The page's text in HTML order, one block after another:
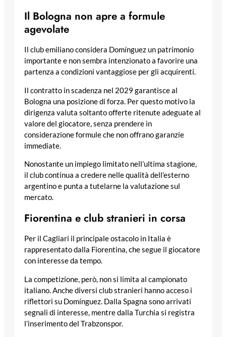
Il Bologna non apre a formule
agevolate
Il club emiliano considera Domínguez un patrimonio
importante e non sembra intenzionato a favorire una
partenza a condizioni vantaggiose per gli acquirenti.
Il contratto in scadenza nel 2029 garantisce al
Bologna una posizione di forza. Per questo motivo la
dirigenza valuta soltanto offerte ritenute adeguate al
valore del giocatore, senza prendere in
considerazione formule che non offrano garanzie
immediate.
Nonostante un impiego limitato nell’ultima stagione,
il club continua a credere nelle qualità dell’esterno
argentino e punta a tutelarne la valutazione sul
mercato.
Fiorentina e club stranieri in corsa
Per il Cagliari il principale ostacolo in Italia è
rappresentato dalla Fiorentina, che segue il giocatore
con interesse da tempo.
La competizione, però, non si limita al campionato
italiano. Anche diversi club stranieri hanno acceso i
riflettori su Domínguez. Dalla Spagna sono arrivati
segnali di interesse, mentre dalla Turchia si registra
l’inserimento del Trabzonspor.